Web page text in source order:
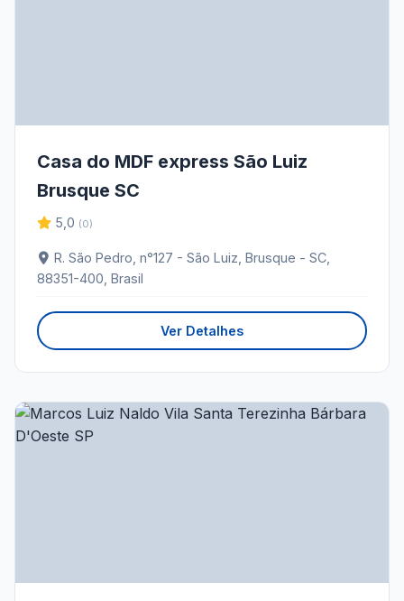
Casa do MDF express São Luiz
Brusque SC
5,0 (0)
R. São Pedro, n°127 - São Luiz, Brusque - SC,
88351-400, Brasil
Ver Detalhes